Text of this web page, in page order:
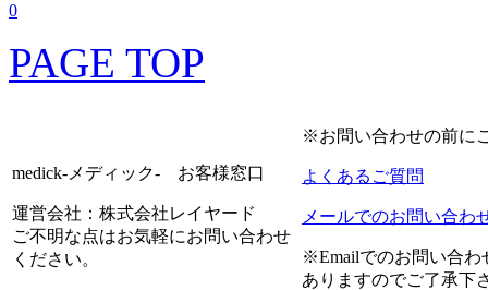
0
PAGE TOP
medick-メディック- お客様窓口
運営会社：株式会社レイヤード
ご不明な点はお気軽にお問い合わせ
ください。
※お問い合わせの前に
よくあるご質問
メールでのお問い合わ
※Emailでのお問い合わ
ありますのでご了承下